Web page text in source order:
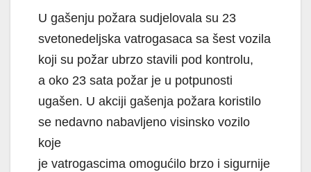
U gašenju požara sudjelovala su 23
svetonedeljska vatrogasaca sa šest vozila
koji su požar ubrzo stavili pod kontrolu,
a oko 23 sata požar je u potpunosti
ugašen. U akciji gašenja požara koristilo
se nedavno nabavljeno visinsko vozilo
koje
je vatrogascima omogućilo brzo i sigurnije